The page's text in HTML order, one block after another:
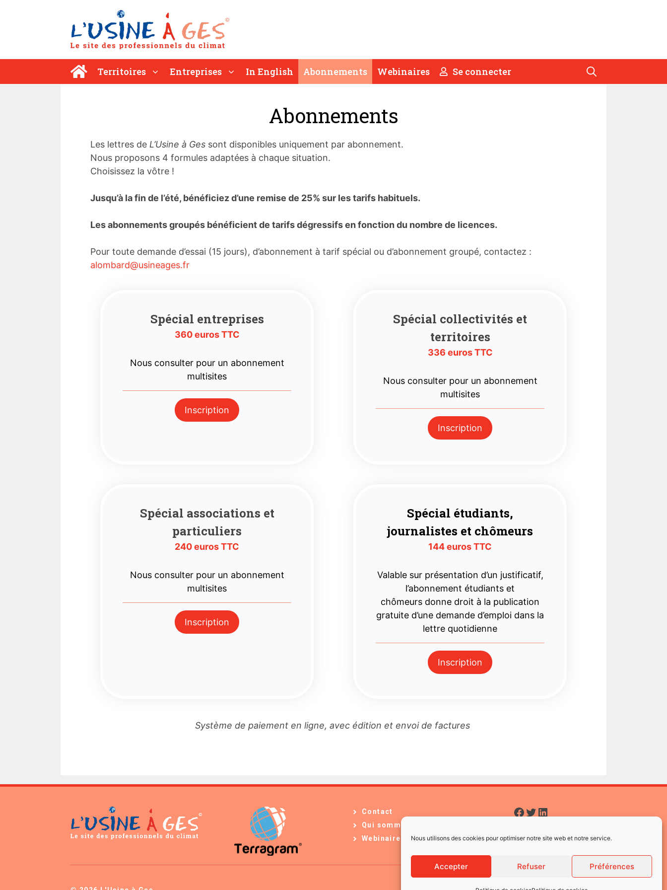
Nous utilisons des cookies pour optimiser notre site web et notre service.
Accepter Refuser Préférences
Territoires Entreprises In English Abonnements Webinaires Se connecter
Abonnements
Les lettres de L’Usine à Ges sont disponibles uniquement par abonnement.
Nous proposons 4 formules adaptées à chaque situation.
Choisissez la vôtre !
Jusqu’à la fin de l’été, bénéficiez d’une remise de 25% sur les tarifs habituels.
Les abonnements groupés bénéficient de tarifs dégressifs en fonction du nombre de licences.
Pour toute demande d’essai (15 jours), d’abonnement à tarif spécial ou d’abonnement groupé, contactez :
alombard@usineages.fr
Spécial entreprises
360 euros TTC
Nous consulter pour un abonnement
multisites
Inscription
Spécial collectivités et
territoires
336 euros TTC
Nous consulter pour un abonnement
multisites
Inscription
Spécial associations et
particuliers
240 euros TTC
Nous consulter pour un abonnement
multisites
Inscription
Spécial étudiants,
journalistes et chômeurs
144 euros TTC
Valable sur présentation d’un justificatif,
l’abonnement étudiants et
chômeurs donne droit à la publication
gratuite d’une demande d’emploi dans la
lettre quotidienne
Inscription
Système de paiement en ligne, avec édition et envoi de factures
Contact
Qui sommes-nous ?
Webinaires
Facebook
Twitter
LinkedIn